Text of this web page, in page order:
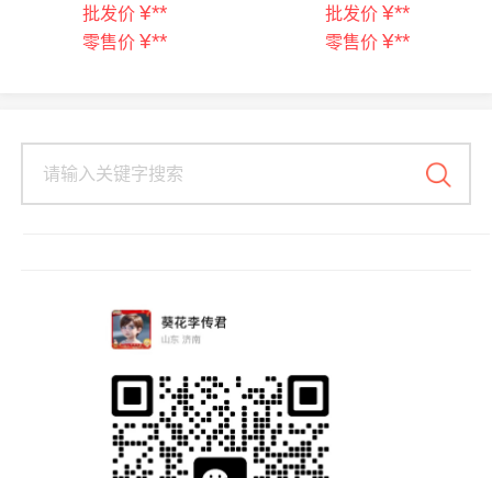
批发价 ¥**
零售价 ¥**
批发价 ¥**
零售价 ¥**